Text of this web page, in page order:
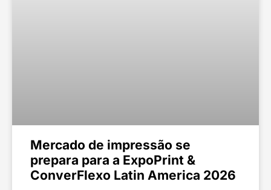
Mercado de impressão se
prepara para a ExpoPrint &
ConverFlexo Latin America 2026